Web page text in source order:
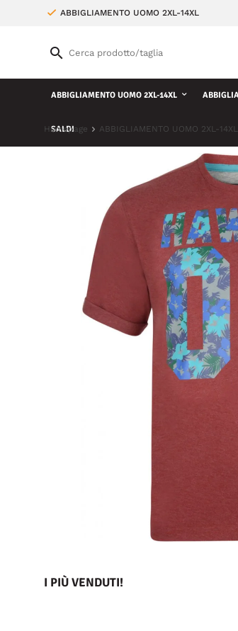
ABBIGLIAMENTO UOMO 2XL-14XL
ABBIGLIAMENTO UOMO 2XL-14XL
SALDI
Homepage ABBIGLIAMENTO UOMO 2XL-14XL
I PIÙ VENDUTI!